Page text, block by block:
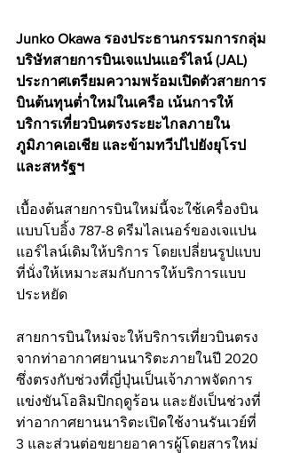
Junko Okawa รองประธานกรรมการกลุ่ม
บริษัทสายการบินเจแปนแอร์ไลน์ (JAL)
ประกาศเตรียมความพร้อมเปิดตัวสายการ
บินต้นทุนต่ำใหม่ในเครือ เน้นการให้
บริการเที่ยวบินตรงระยะไกลภายใน
ภูมิภาคเอเชีย และข้ามทวีปไปยังยุโรป
และสหรัฐฯ
เบื้องต้นสายการบินใหม่นี้จะใช้เครื่องบิน
แบบโบอิ้ง 787-8 ดรีมไลเนอร์ของเจแปน
แอร์ไลน์เดิมให้บริการ โดยเปลี่ยนรูปแบบ
ที่นั่งให้เหมาะสมกับการให้บริการแบบ
ประหยัด
สายการบินใหม่จะให้บริการเที่ยวบินตรง
จากท่าอากาศยานนาริตะภายในปี 2020
ซึ่งตรงกับช่วงที่ญี่ปุ่นเป็นเจ้าภาพจัดการ
แข่งขันโอลิมปิกฤดูร้อน และยังเป็นช่วงที่
ท่าอากาศยานนาริตะเปิดใช้งานรันเวย์ที่
3 และส่วนต่อขยายอาคารผู้โดยสารใหม่